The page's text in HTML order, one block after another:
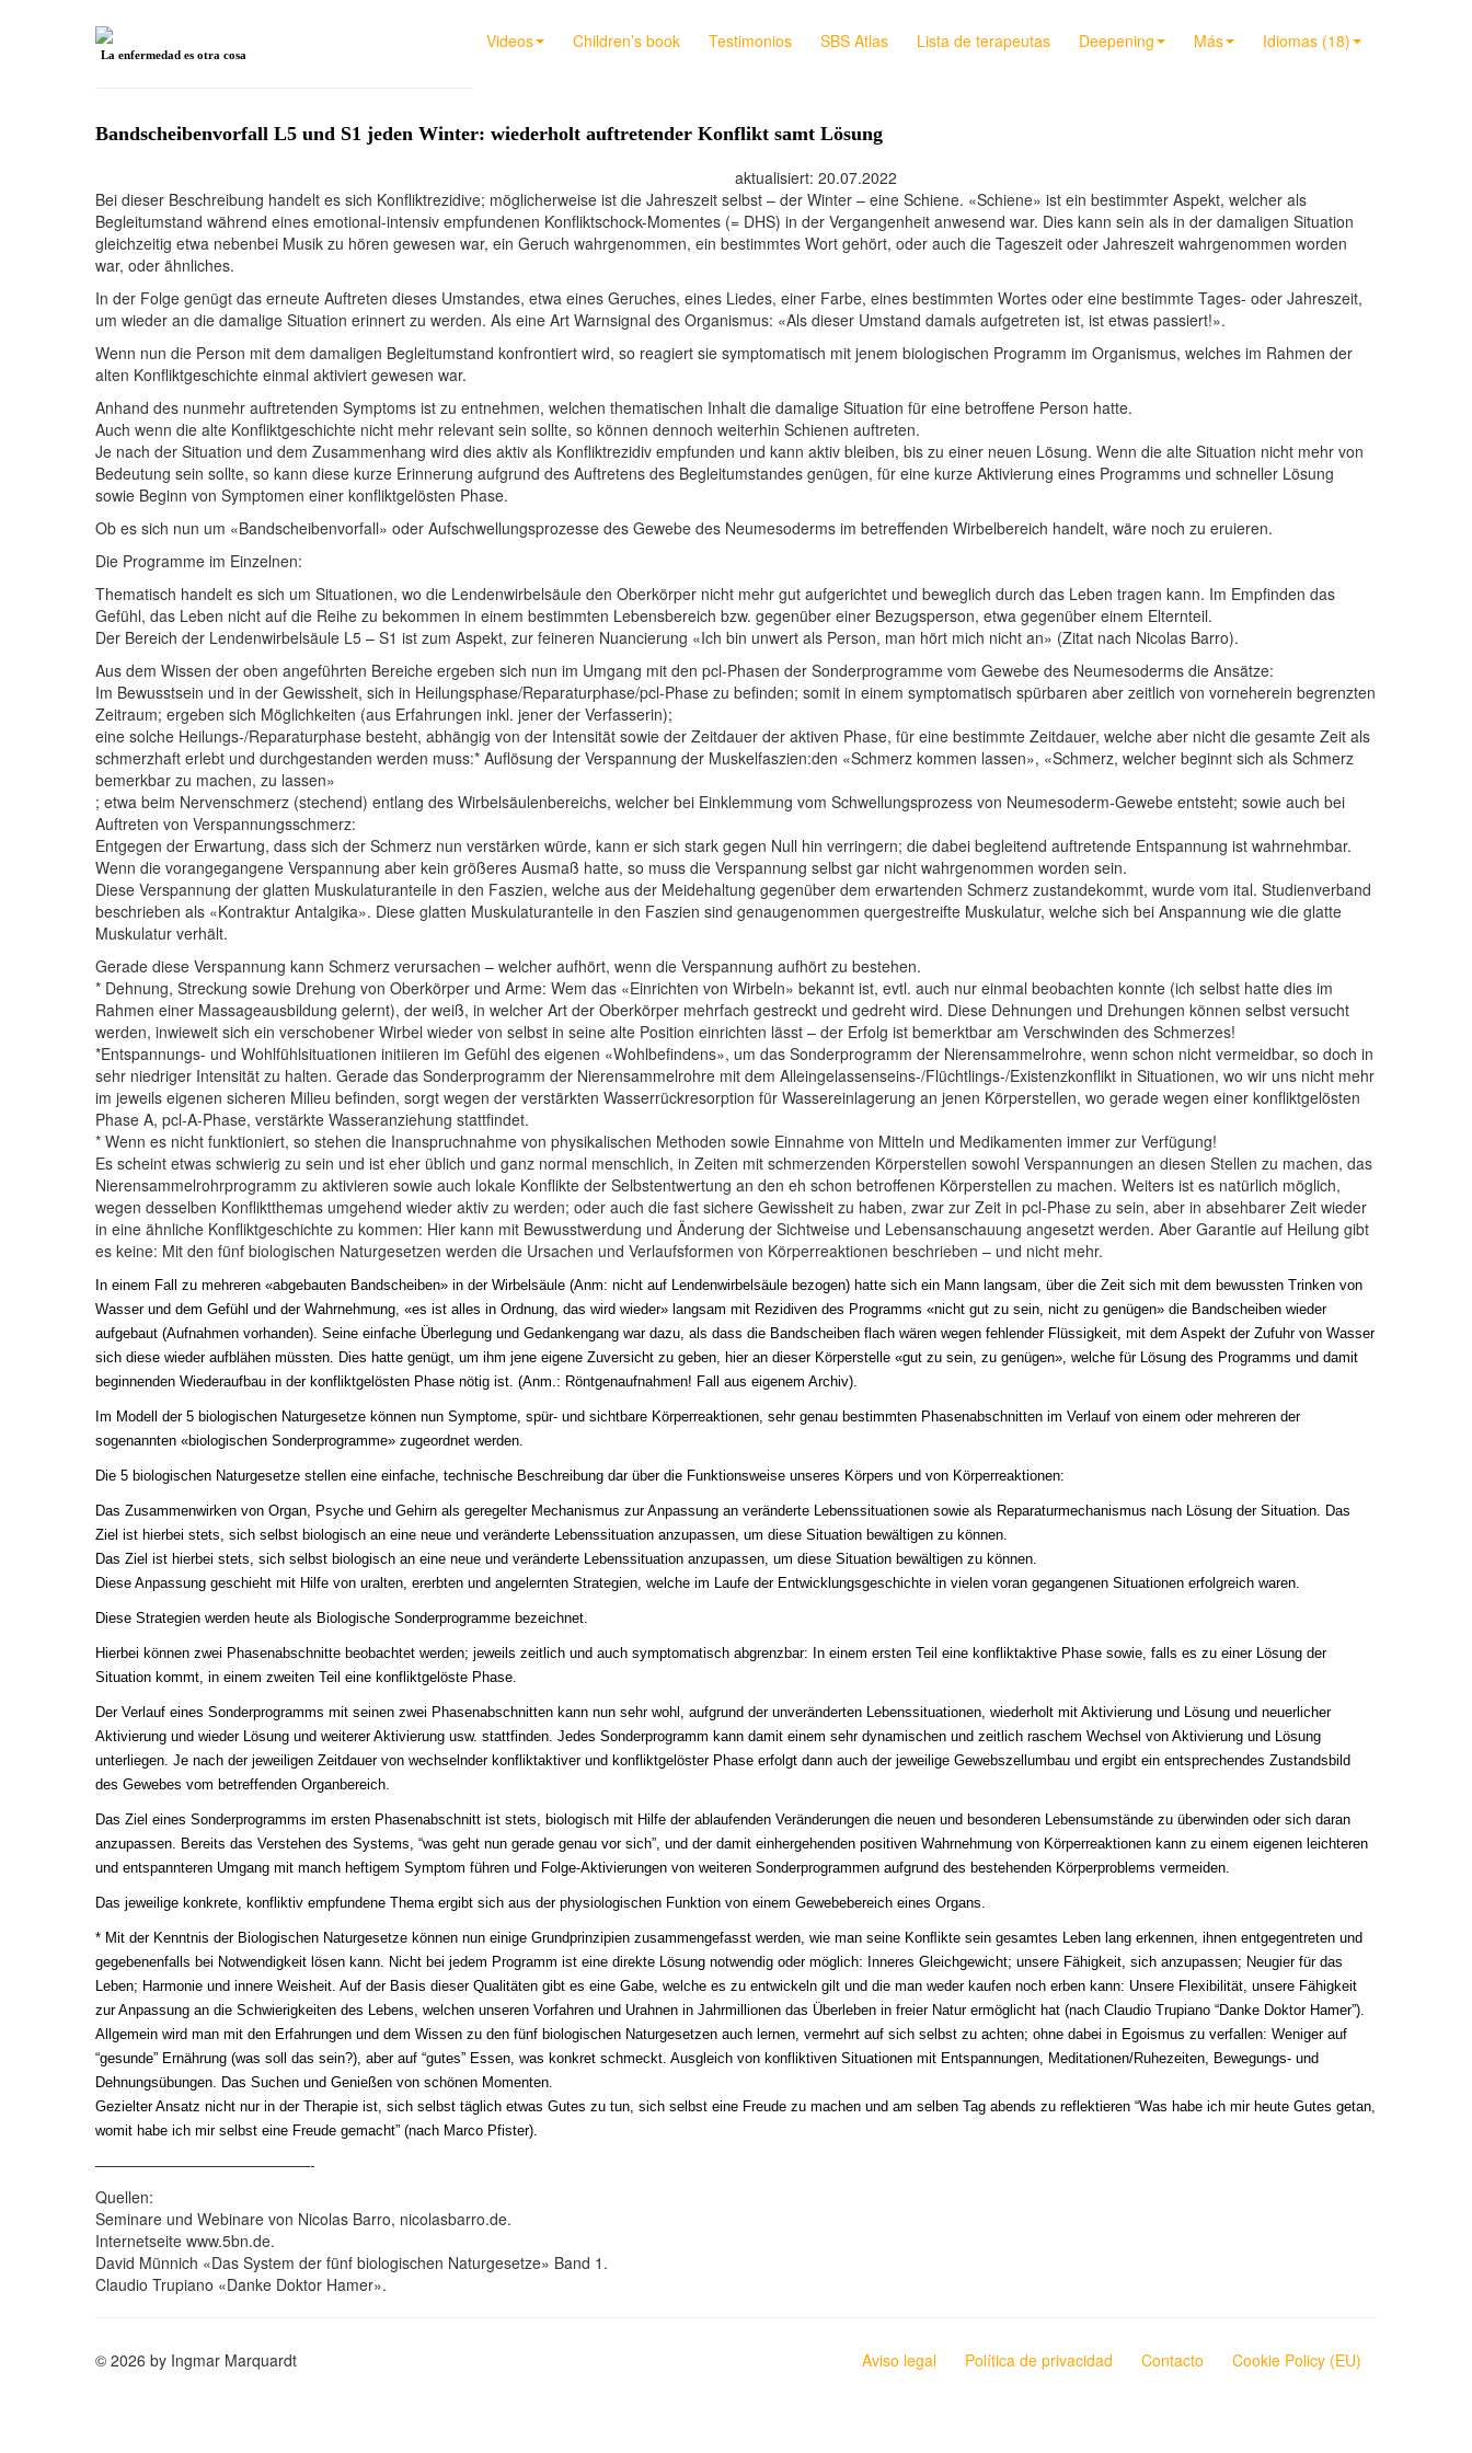
Videos Children’s book Testimonios SBS Atlas Lista de terapeutas Deepening Más Idiomas (18)
La enfermedad es otra cosa
Bandscheibenvorfall L5 und S1 jeden Winter: wiederholt auftretender Konflikt samt Lösung
aktualisiert: 20.07.2022
Bei dieser Beschreibung handelt es sich Konfliktrezidive; möglicherweise ist die Jahreszeit selbst – der Winter – eine Schiene. «Schiene» ist ein bestimmter Aspekt, welcher als
Begleitumstand während eines emotional-intensiv empfundenen Konfliktschock-Momentes (= DHS) in der Vergangenheit anwesend war. Dies kann sein als in der damaligen Situation
gleichzeitig etwa nebenbei Musik zu hören gewesen war, ein Geruch wahrgenommen, ein bestimmtes Wort gehört, oder auch die Tageszeit oder Jahreszeit wahrgenommen worden
war, oder ähnliches.
In der Folge genügt das erneute Auftreten dieses Umstandes, etwa eines Geruches, eines Liedes, einer Farbe, eines bestimmten Wortes oder eine bestimmte Tages- oder Jahreszeit,
um wieder an die damalige Situation erinnert zu werden. Als eine Art Warnsignal des Organismus: «Als dieser Umstand damals aufgetreten ist, ist etwas passiert!».
Wenn nun die Person mit dem damaligen Begleitumstand konfrontiert wird, so reagiert sie symptomatisch mit jenem biologischen Programm im Organismus, welches im Rahmen der
alten Konfliktgeschichte einmal aktiviert gewesen war.
Anhand des nunmehr auftretenden Symptoms ist zu entnehmen, welchen thematischen Inhalt die damalige Situation für eine betroffene Person hatte.
Auch wenn die alte Konfliktgeschichte nicht mehr relevant sein sollte, so können dennoch weiterhin Schienen auftreten.
Je nach der Situation und dem Zusammenhang wird dies aktiv als Konfliktrezidiv empfunden und kann aktiv bleiben, bis zu einer neuen Lösung. Wenn die alte Situation nicht mehr von
Bedeutung sein sollte, so kann diese kurze Erinnerung aufgrund des Auftretens des Begleitumstandes genügen, für eine kurze Aktivierung eines Programms und schneller Lösung
sowie Beginn von Symptomen einer konfliktgelösten Phase.
Ob es sich nun um «Bandscheibenvorfall» oder Aufschwellungsprozesse des Gewebe des Neumesoderms im betreffenden Wirbelbereich handelt, wäre noch zu eruieren.
Die Programme im Einzelnen:
Thematisch handelt es sich um Situationen, wo die Lendenwirbelsäule den Oberkörper nicht mehr gut aufgerichtet und beweglich durch das Leben tragen kann. Im Empfinden das
Gefühl, das Leben nicht auf die Reihe zu bekommen in einem bestimmten Lebensbereich bzw. gegenüber einer Bezugsperson, etwa gegenüber einem Elternteil.
Der Bereich der Lendenwirbelsäule L5 – S1 ist zum Aspekt, zur feineren Nuancierung «Ich bin unwert als Person, man hört mich nicht an» (Zitat nach Nicolas Barro).
Aus dem Wissen der oben angeführten Bereiche ergeben sich nun im Umgang mit den pcl-Phasen der Sonderprogramme vom Gewebe des Neumesoderms die Ansätze:
Im Bewusstsein und in der Gewissheit, sich in Heilungsphase/Reparaturphase/pcl-Phase zu befinden; somit in einem symptomatisch spürbaren aber zeitlich von vorneherein begrenzten
Zeitraum; ergeben sich Möglichkeiten (aus Erfahrungen inkl. jener der Verfasserin);
eine solche Heilungs-/Reparaturphase besteht, abhängig von der Intensität sowie der Zeitdauer der aktiven Phase, für eine bestimmte Zeitdauer, welche aber nicht die gesamte Zeit als
schmerzhaft erlebt und durchgestanden werden muss:* Auflösung der Verspannung der Muskelfaszien:den «Schmerz kommen lassen», «Schmerz, welcher beginnt sich als Schmerz
bemerkbar zu machen, zu lassen»
; etwa beim Nervenschmerz (stechend) entlang des Wirbelsäulenbereichs, welcher bei Einklemmung vom Schwellungsprozess von Neumesoderm-Gewebe entsteht; sowie auch bei
Auftreten von Verspannungsschmerz:
Entgegen der Erwartung, dass sich der Schmerz nun verstärken würde, kann er sich stark gegen Null hin verringern; die dabei begleitend auftretende Entspannung ist wahrnehmbar.
Wenn die vorangegangene Verspannung aber kein größeres Ausmaß hatte, so muss die Verspannung selbst gar nicht wahrgenommen worden sein.
Diese Verspannung der glatten Muskulaturanteile in den Faszien, welche aus der Meidehaltung gegenüber dem erwartenden Schmerz zustandekommt, wurde vom ital. Studienverband
beschrieben als «Kontraktur Antalgika». Diese glatten Muskulaturanteile in den Faszien sind genaugenommen quergestreifte Muskulatur, welche sich bei Anspannung wie die glatte
Muskulatur verhält.
Gerade diese Verspannung kann Schmerz verursachen – welcher aufhört, wenn die Verspannung aufhört zu bestehen.
* Dehnung, Streckung sowie Drehung von Oberkörper und Arme: Wem das «Einrichten von Wirbeln» bekannt ist, evtl. auch nur einmal beobachten konnte (ich selbst hatte dies im
Rahmen einer Massageausbildung gelernt), der weiß, in welcher Art der Oberkörper mehrfach gestreckt und gedreht wird. Diese Dehnungen und Drehungen können selbst versucht
werden, inwieweit sich ein verschobener Wirbel wieder von selbst in seine alte Position einrichten lässt – der Erfolg ist bemerktbar am Verschwinden des Schmerzes!
*Entspannungs- und Wohlfühlsituationen initiieren im Gefühl des eigenen «Wohlbefindens», um das Sonderprogramm der Nierensammelrohre, wenn schon nicht vermeidbar, so doch in
sehr niedriger Intensität zu halten. Gerade das Sonderprogramm der Nierensammelrohre mit dem Alleingelassenseins-/Flüchtlings-/Existenzkonflikt in Situationen, wo wir uns nicht mehr
im jeweils eigenen sicheren Milieu befinden, sorgt wegen der verstärkten Wasserrückresorption für Wassereinlagerung an jenen Körperstellen, wo gerade wegen einer konfliktgelösten
Phase A, pcl-A-Phase, verstärkte Wasseranziehung stattfindet.
* Wenn es nicht funktioniert, so stehen die Inanspruchnahme von physikalischen Methoden sowie Einnahme von Mitteln und Medikamenten immer zur Verfügung!
Es scheint etwas schwierig zu sein und ist eher üblich und ganz normal menschlich, in Zeiten mit schmerzenden Körperstellen sowohl Verspannungen an diesen Stellen zu machen, das
Nierensammelrohrprogramm zu aktivieren sowie auch lokale Konflikte der Selbstentwertung an den eh schon betroffenen Körperstellen zu machen. Weiters ist es natürlich möglich,
wegen desselben Konfliktthemas umgehend wieder aktiv zu werden; oder auch die fast sichere Gewissheit zu haben, zwar zur Zeit in pcl-Phase zu sein, aber in absehbarer Zeit wieder
in eine ähnliche Konfliktgeschichte zu kommen: Hier kann mit Bewusstwerdung und Änderung der Sichtweise und Lebensanschauung angesetzt werden. Aber Garantie auf Heilung gibt
es keine: Mit den fünf biologischen Naturgesetzen werden die Ursachen und Verlaufsformen von Körperreaktionen beschrieben – und nicht mehr.
In einem Fall zu mehreren «abgebauten Bandscheiben» in der Wirbelsäule (Anm: nicht auf Lendenwirbelsäule bezogen) hatte sich ein Mann langsam, über die Zeit sich mit dem bewussten Trinken von
Wasser und dem Gefühl und der Wahrnehmung, «es ist alles in Ordnung, das wird wieder» langsam mit Rezidiven des Programms «nicht gut zu sein, nicht zu genügen» die Bandscheiben wieder
aufgebaut (Aufnahmen vorhanden). Seine einfache Überlegung und Gedankengang war dazu, als dass die Bandscheiben flach wären wegen fehlender Flüssigkeit, mit dem Aspekt der Zufuhr von Wasser
sich diese wieder aufblähen müssten. Dies hatte genügt, um ihm jene eigene Zuversicht zu geben, hier an dieser Körperstelle «gut zu sein, zu genügen», welche für Lösung des Programms und damit
beginnenden Wiederaufbau in der konfliktgelösten Phase nötig ist. (Anm.: Röntgenaufnahmen! Fall aus eigenem Archiv).
Im Modell der 5 biologischen Naturgesetze können nun Symptome, spür- und sichtbare Körperreaktionen, sehr genau bestimmten Phasenabschnitten im Verlauf von einem oder mehreren der
sogenannten «biologischen Sonderprogramme» zugeordnet werden.
Die 5 biologischen Naturgesetze stellen eine einfache, technische Beschreibung dar über die Funktionsweise unseres Körpers und von Körperreaktionen:
Das Zusammenwirken von Organ, Psyche und Gehirn als geregelter Mechanismus zur Anpassung an veränderte Lebenssituationen sowie als Reparaturmechanismus nach Lösung der Situation. Das
Ziel ist hierbei stets, sich selbst biologisch an eine neue und veränderte Lebenssituation anzupassen, um diese Situation bewältigen zu können.
Das Ziel ist hierbei stets, sich selbst biologisch an eine neue und veränderte Lebenssituation anzupassen, um diese Situation bewältigen zu können.
Diese Anpassung geschieht mit Hilfe von uralten, ererbten und angelernten Strategien, welche im Laufe der Entwicklungsgeschichte in vielen voran gegangenen Situationen erfolgreich waren.
Diese Strategien werden heute als Biologische Sonderprogramme bezeichnet.
Hierbei können zwei Phasenabschnitte beobachtet werden; jeweils zeitlich und auch symptomatisch abgrenzbar: In einem ersten Teil eine konfliktaktive Phase sowie, falls es zu einer Lösung der
Situation kommt, in einem zweiten Teil eine konfliktgelöste Phase.
Der Verlauf eines Sonderprogramms mit seinen zwei Phasenabschnitten kann nun sehr wohl, aufgrund der unveränderten Lebenssituationen, wiederholt mit Aktivierung und Lösung und neuerlicher
Aktivierung und wieder Lösung und weiterer Aktivierung usw. stattfinden. Jedes Sonderprogramm kann damit einem sehr dynamischen und zeitlich raschem Wechsel von Aktivierung und Lösung
unterliegen. Je nach der jeweiligen Zeitdauer von wechselnder konfliktaktiver und konfliktgelöster Phase erfolgt dann auch der jeweilige Gewebszellumbau und ergibt ein entsprechendes Zustandsbild
des Gewebes vom betreffenden Organbereich.
Das Ziel eines Sonderprogramms im ersten Phasenabschnitt ist stets, biologisch mit Hilfe der ablaufenden Veränderungen die neuen und besonderen Lebensumstände zu überwinden oder sich daran
anzupassen. Bereits das Verstehen des Systems, “was geht nun gerade genau vor sich”, und der damit einhergehenden positiven Wahrnehmung von Körperreaktionen kann zu einem eigenen leichteren
und entspannteren Umgang mit manch heftigem Symptom führen und Folge-Aktivierungen von weiteren Sonderprogrammen aufgrund des bestehenden Körperproblems vermeiden.
Das jeweilige konkrete, konfliktiv empfundene Thema ergibt sich aus der physiologischen Funktion von einem Gewebebereich eines Organs.
* Mit der Kenntnis der Biologischen Naturgesetze können nun einige Grundprinzipien zusammengefasst werden, wie man seine Konﬂikte sein gesamtes Leben lang erkennen, ihnen entgegentreten und
gegebenenfalls bei Notwendigkeit lösen kann. Nicht bei jedem Programm ist eine direkte Lösung notwendig oder möglich: Inneres Gleichgewicht; unsere Fähigkeit, sich anzupassen; Neugier für das
Leben; Harmonie und innere Weisheit. Auf der Basis dieser Qualitäten gibt es eine Gabe, welche es zu entwickeln gilt und die man weder kaufen noch erben kann: Unsere Flexibilität, unsere Fähigkeit
zur Anpassung an die Schwierigkeiten des Lebens, welchen unseren Vorfahren und Urahnen in Jahrmillionen das Überleben in freier Natur ermöglicht hat (nach Claudio Trupiano “Danke Doktor Hamer”).
Allgemein wird man mit den Erfahrungen und dem Wissen zu den fünf biologischen Naturgesetzen auch lernen, vermehrt auf sich selbst zu achten; ohne dabei in Egoismus zu verfallen: Weniger auf
“gesunde” Ernährung (was soll das sein?), aber auf “gutes” Essen, was konkret schmeckt. Ausgleich von konfliktiven Situationen mit Entspannungen, Meditationen/Ruhezeiten, Bewegungs- und
Dehnungsübungen. Das Suchen und Genießen von schönen Momenten.
Gezielter Ansatz nicht nur in der Therapie ist, sich selbst täglich etwas Gutes zu tun, sich selbst eine Freude zu machen und am selben Tag abends zu reflektieren “Was habe ich mir heute Gutes getan,
womit habe ich mir selbst eine Freude gemacht” (nach Marco Pfister).
——————————————-
Quellen:
Seminare und Webinare von Nicolas Barro, nicolasbarro.de.
Internetseite www.5bn.de.
David Münnich «Das System der fünf biologischen Naturgesetze» Band 1.
Claudio Trupiano «Danke Doktor Hamer».
© 2026 by Ingmar Marquardt Aviso legal Política de privacidad Contacto Cookie Policy (EU)